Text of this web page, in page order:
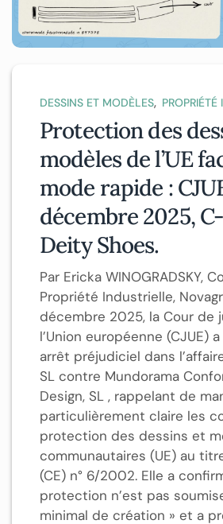
DESSINS ET MODÈLES,
Protection des
modèles de l’UE
mode rapide :
décembre 2025,
Deity Shoes.
Par Ericka WINOGRADSKY,
Propriété Industrielle,
décembre 2025, la Cour de
l’Union européenne (CJUE)
arrêt préjudiciel dans
SL contre Mundorama
Design, SL , rappelant de
particulièrement claire les
protection des dessins et
communautaires (UE) au
(CE) n° 6/2002. Elle a
protection n’est pas
minimal de création » et a